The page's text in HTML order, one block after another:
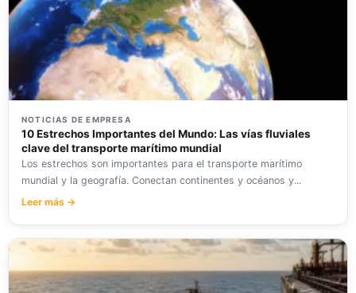
NOTICIAS DE EMPRESA
10 Estrechos Importantes del Mundo: Las vías fluviales
clave del transporte marítimo mundial
Los estrechos son importantes para el transporte marítimo
mundial y la geografía. Conectan continentes y océanos y...
Leer más →